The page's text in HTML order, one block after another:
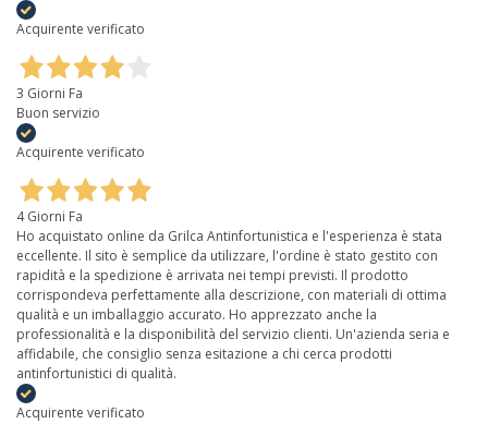
Acquirente verificato
3 Giorni Fa
Buon servizio
Acquirente verificato
4 Giorni Fa
Ho acquistato online da Grilca Antinfortunistica e l'esperienza è stata
eccellente. Il sito è semplice da utilizzare, l'ordine è stato gestito con
rapidità e la spedizione è arrivata nei tempi previsti. Il prodotto
corrispondeva perfettamente alla descrizione, con materiali di ottima
qualità e un imballaggio accurato. Ho apprezzato anche la
professionalità e la disponibilità del servizio clienti. Un'azienda seria e
affidabile, che consiglio senza esitazione a chi cerca prodotti
antinfortunistici di qualità.
Acquirente verificato